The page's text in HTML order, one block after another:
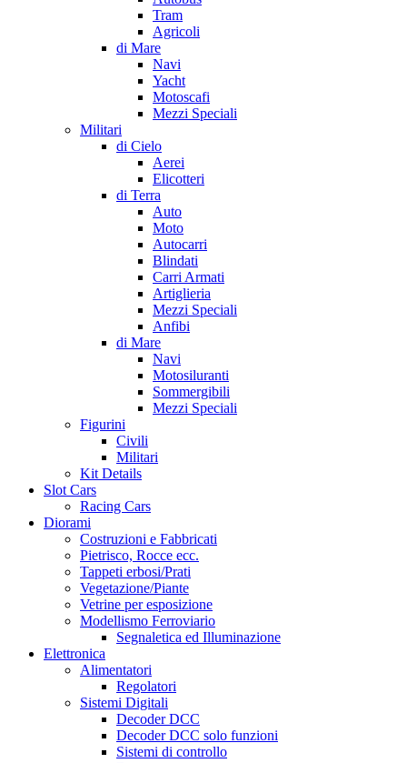
Tram
Agricoli
di Mare
Navi
Yacht
Motoscafi
Mezzi Speciali
Militari
di Cielo
Aerei
Elicotteri
di Terra
Auto
Moto
Autocarri
Blindati
Carri Armati
Artiglieria
Mezzi Speciali
Anfibi
di Mare
Navi
Motosiluranti
Sommergibili
Mezzi Speciali
Figurini
Civili
Militari
Kit Details
Slot Cars
Racing Cars
Diorami
Costruzioni e Fabbricati
Pietrisco, Rocce ecc.
Tappeti erbosi/Prati
Vegetazione/Piante
Vetrine per esposizione
Modellismo Ferroviario
Segnaletica ed Illuminazione
Elettronica
Alimentatori
Regolatori
Sistemi Digitali
Decoder DCC
Decoder DCC solo funzioni
Sistemi di controllo